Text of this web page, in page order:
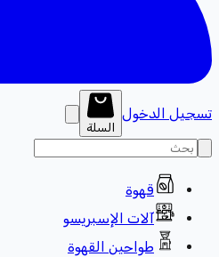
تسجيل الدخول
السلة
قهوة
آلات الإسبريسو
طواحين القهوة